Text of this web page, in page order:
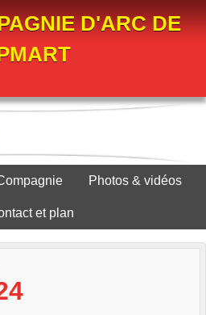
D'ARC DE
Photos & vidéos
et plan